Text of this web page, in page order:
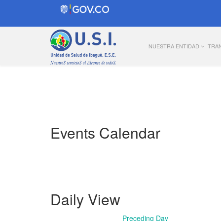
NUESTRA ENTIDAD
Events Calendar
Daily View
Preceding Day